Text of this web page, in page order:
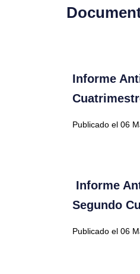
Informe
Publicado el 06
Informe
Segundo
Publicado el 06